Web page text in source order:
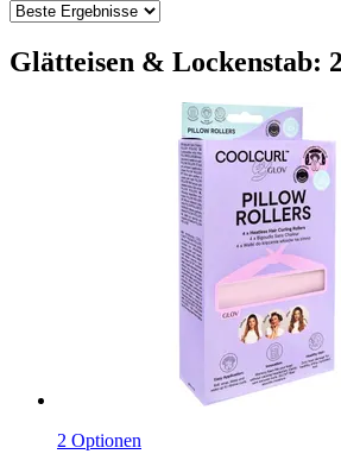
Glätteisen & Lockenstab:
2 Optionen